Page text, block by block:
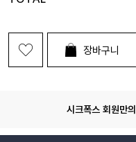
장바구니
시크폭스 회원만의